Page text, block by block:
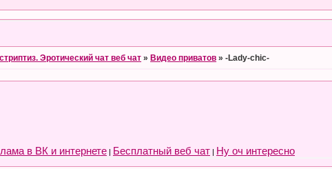
Эротический чат веб чат » Видео приватов »-Lady-chic-
в ВК и интернете | Бесплатный веб чат | Ну оч интересно